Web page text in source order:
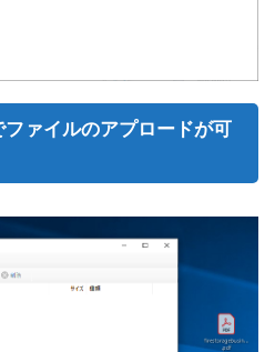
ファイルのアプロードが可